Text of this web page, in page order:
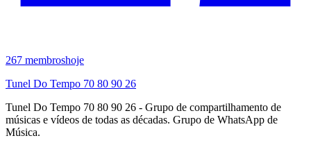
267 membroshoje
Tunel Do Tempo 70 80 90 26
Tunel Do Tempo 70 80 90 26 - Grupo de compartilhamento de
músicas e vídeos de todas as décadas. Grupo de WhatsApp de
Música.